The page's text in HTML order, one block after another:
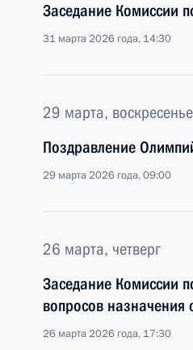
Заседание Комиссии
31 марта 2026 года, 14:30
29 марта, воскресенье
Поздравление
29 марта 2026 года, 09:00
26 марта, четверг
Заседание Комиссии
вопросов назначения
26 марта 2026 года, 17:30